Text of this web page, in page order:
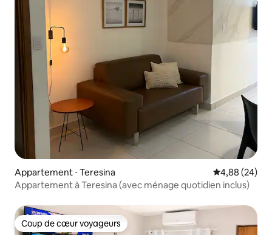
Appartement ⋅ Teresina Évaluation
4,88 (24)
Appartement à Teresina (avec ménage quotidien inclus)
Coup de cœur voyageurs
Coup de cœur voyageurs